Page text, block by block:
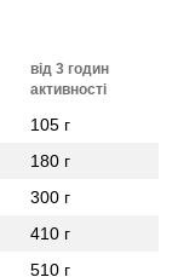
від 3 годин
активності
105 г
180 г
300 г
410 г
510 г